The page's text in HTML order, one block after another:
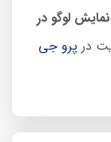
نمایش لوگو در
پرو جی